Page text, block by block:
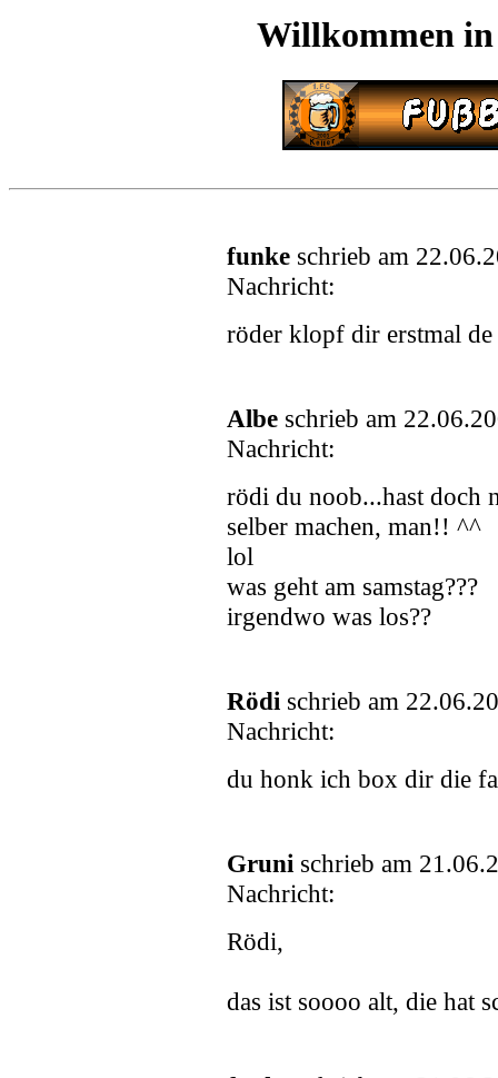
Willkommen
funke schrieb am
Nachricht:
röder klopf dir erstmal de
Albe schrieb am
Nachricht:
rödi du noob...hast doch
selber machen, man!! ^^
lol
was geht am samstag???
irgendwo was los??
Rödi schrieb am
Nachricht:
du honk ich box dir die
Gruni schrieb am
Nachricht:
Rödi,
das ist soooo alt, die hat